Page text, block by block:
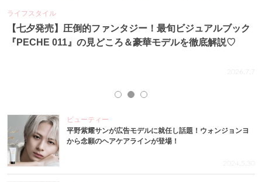
ライフスタイル
【七夕発売】圧倒的ファンタジー！最旬ビジュアルブック
『PECHE 011』の見どころ＆豪華モデルを徹底解説♡
2026.7.7
ビューティー
平野紫耀サンが広告モデルに就任し話題！ウォンジョンヨ
から念願のヘアケアラインが登場！
2024.5.30